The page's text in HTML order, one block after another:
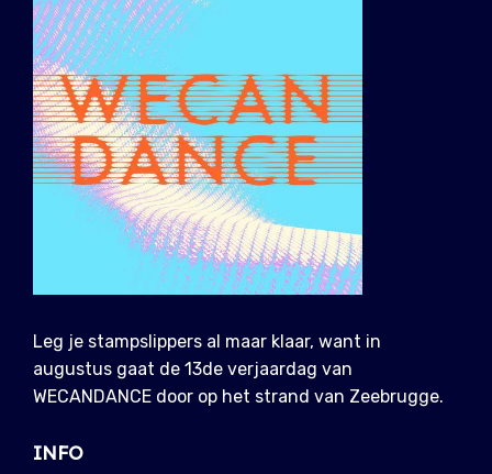
Leg je stampslippers al maar klaar, want in
augustus gaat de 13de verjaardag van
WECANDANCE door op het strand van Zeebrugge.
INFO